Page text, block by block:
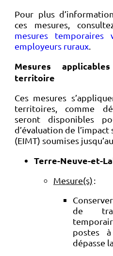
Pour plus
ces mesures,
mesures
employeurs ruraux
Mesures
territoire
Ces mesures
territoires, comme
seront disponibles
d’évaluation de
(EIMT) soumises
Terre-Neuve-et-
Mesure(s):
de
postes
dépasse